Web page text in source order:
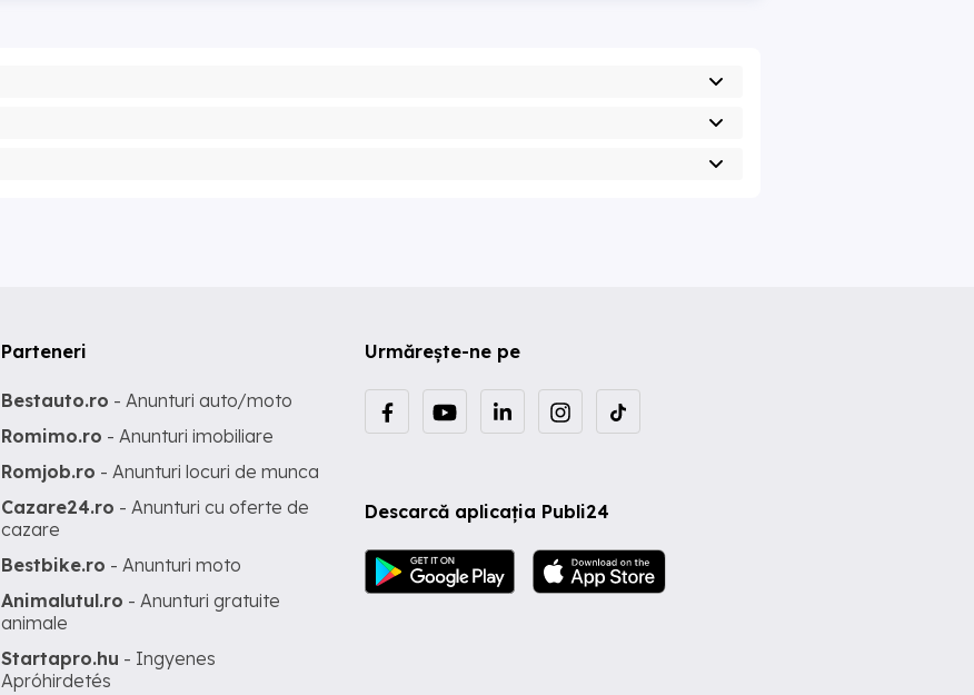
Urmărește-ne pe
Descarcă aplicația Publi24
Parteneri
Bestauto.ro - Anunturi auto/moto
Romimo.ro - Anunturi imobiliare
Romjob.ro - Anunturi locuri de munca
Cazare24.ro - Anunturi cu oferte de
cazare
Bestbike.ro - Anunturi moto
Animalutul.ro - Anunturi gratuite
animale
Startapro.hu - Ingyenes
Apróhirdetés